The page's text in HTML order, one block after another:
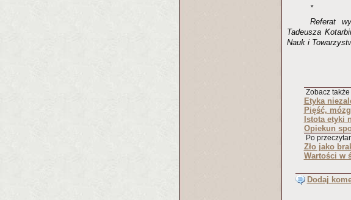
*
Referat
Tadeusza
Nauk i
Zobacz
Etyka
Pięść,
Istota etyki
Opiekun
Po
Zło jako
Wartości w
Dodaj